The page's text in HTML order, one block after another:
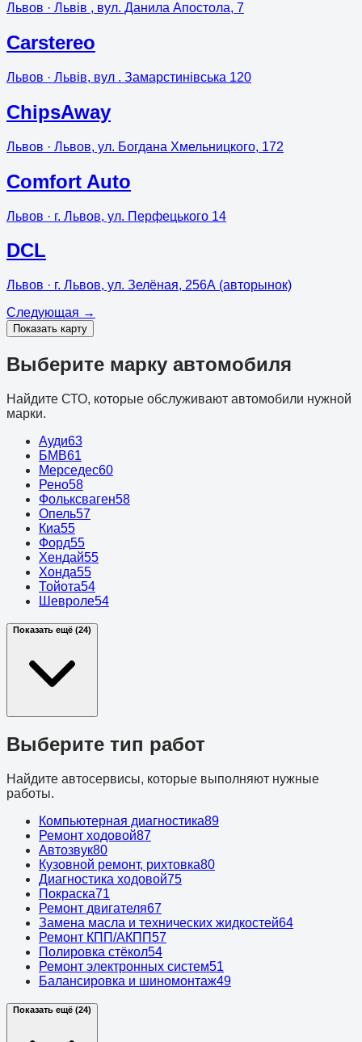
Львов · Львів , вул. Данила Апостола, 7
Carstereo
Львов · Львів, вул . Замарстинівська 120
ChipsAway
Львов · Львов, ул. Богдана Хмельницкого, 172
Comfort Auto
Львов · г. Львов, ул. Перфецького 14
DCL
Львов · г. Львов, ул. Зелёная, 256А (авторынок)
Следующая →
Показать карту
Выберите марку автомобиля
Найдите СТО, которые обслуживают автомобили нужной
марки.
Ауди63
БМВ61
Мерседес60
Рено58
Фольксваген58
Опель57
Киа55
Форд55
Хендай55
Хонда55
Тойота54
Шевроле54
Показать ещё (24)
Выберите тип работ
Найдите автосервисы, которые выполняют нужные
работы.
Компьютерная диагностика89
Ремонт ходовой87
Автозвук80
Кузовной ремонт, рихтовка80
Диагностика ходовой75
Покраска71
Ремонт двигателя67
Замена масла и технических жидкостей64
Ремонт КПП/АКПП57
Полировка стёкол54
Ремонт электронных систем51
Балансировка и шиномонтаж49
Показать ещё (24)